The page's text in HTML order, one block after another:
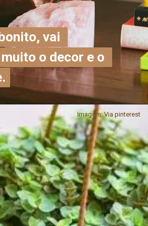
vai
o decor e o
vai
o decor e o
Imagem: Via pinterest